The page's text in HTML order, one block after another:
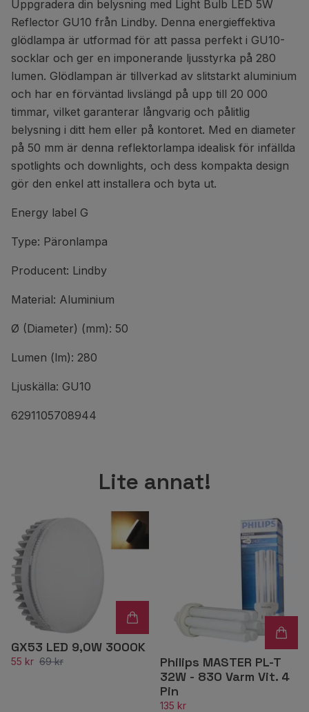
Uppgradera din belysning med Light Bulb LED 5W
Reflector GU10 från Lindby. Denna energieffektiva
glödlampa är utformad för att passa perfekt i GU10-
socklar och ger en imponerande ljusstyrka på 280
lumen. Glödlampan är tillverkad av slitstarkt aluminium
och har en förväntad livslängd på upp till 20 000
timmar, vilket garanterar långvarig och pålitlig
belysning i ditt hem eller på kontoret. Med en diameter
på 50 mm är denna reflektorlampa idealisk för infällda
spotlights och downlights, och dess kompakta design
gör den enkel att installera och byta ut.
Energy label G
Type: Päronlampa
Producent: Lindby
Material: Aluminium
Ø (Diameter) (mm): 50
Lumen (lm): 280
Ljuskälla: GU10
6291105708944
Lite annat!
GX53 LED 9,0W 3000K
55 kr 69 kr
Philips MASTER PL-T
32W - 830 Varm Vit. 4
Pin
135 kr